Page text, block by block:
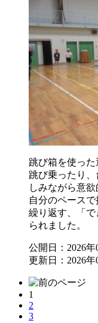
跳び箱を使った
跳び乗ったり
しみながら意
自分のペース
繰り返す、「
られました。
公開日：2026年
更新日：2026年
1
2
3